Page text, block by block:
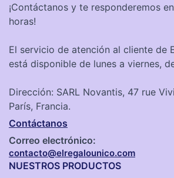
¡Contáctanos y te responderemos
horas!
El servicio de atención al cliente de
está disponible de lunes a viernes,
Dirección: SARL Novantis, 47 rue
París, Francia.
Contáctanos
Correo electrónico:
contacto@elregalounico.com
NUESTROS PRODUCTOS